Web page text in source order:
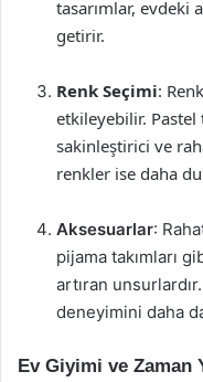
tasarımlar, evdeki
getirir.
Renk Seçimi:
etkileyebilir. Pastel
sakinleştirici ve
renkler ise daha
Aksesuarlar:
pijama takımları
artıran
deneyimini daha
Ev Giyimi ve Zaman